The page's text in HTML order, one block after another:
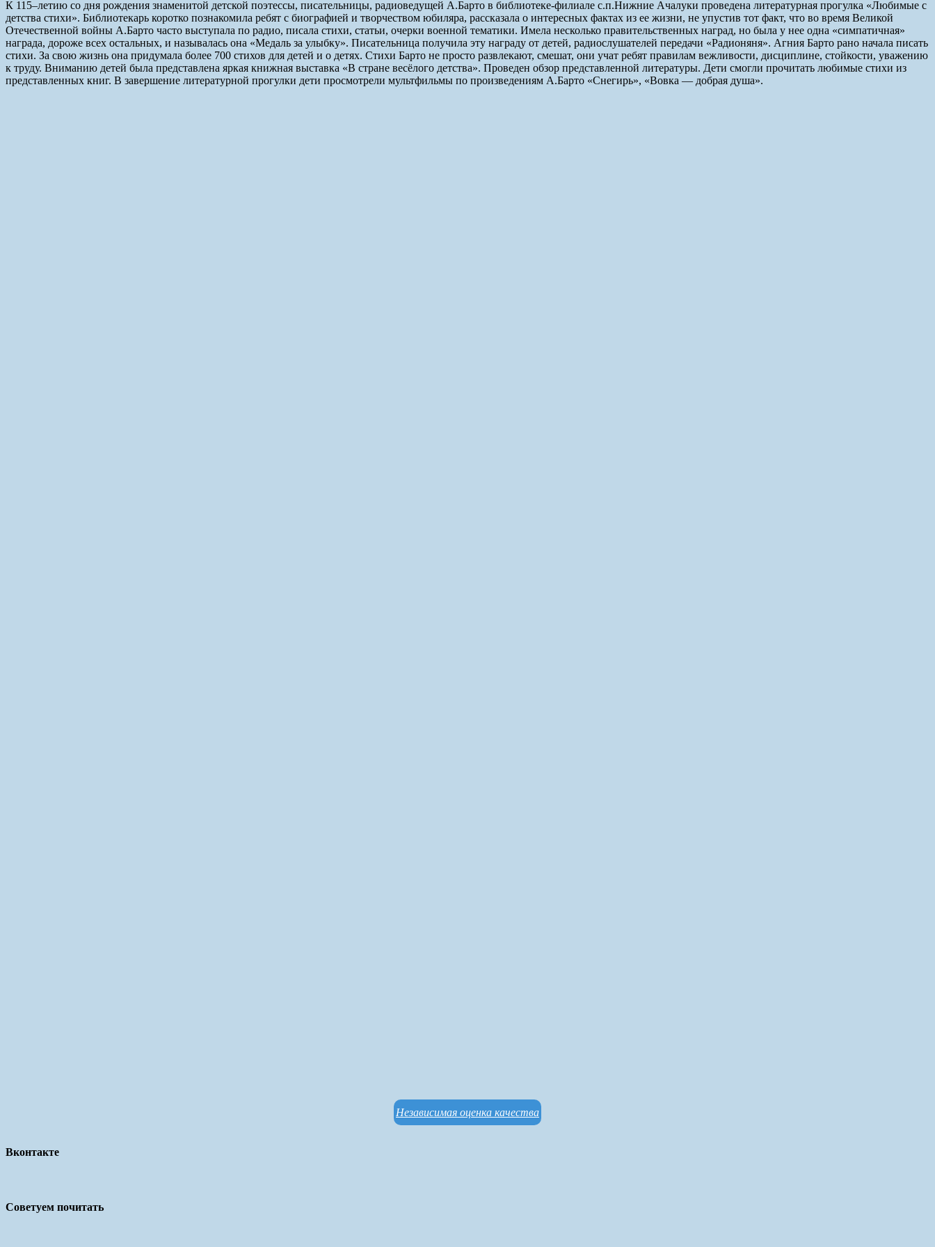
К 115–летию со дня рождения знаменитой детской поэтессы, писательницы, радиоведущей А.Барто в библиотеке-филиале с.п.Нижние Ачалуки проведена литературная прогулка «Любимые с
детства стихи». Библиотекарь коротко познакомила ребят с биографией и творчеством юбиляра, рассказала о интересных фактах из ее жизни, не упустив тот факт, что во время Великой
Отечественной войны А.Барто часто выступала по радио, писала стихи, статьи, очерки военной тематики. Имела несколько правительственных наград, но была у нее одна «симпатичная»
награда, дороже всех остальных, и называлась она «Медаль за улыбку». Писательница получила эту награду от детей, радиослушателей передачи «Радионяня». Агния Барто рано начала писать
стихи. За свою жизнь она придумала более 700 стихов для детей и о детях. Стихи Барто не просто развлекают, смешат, они учат ребят правилам вежливости, дисциплине, стойкости, уважению
к труду. Вниманию детей была представлена яркая книжная выставка «В стране весёлого детства». Проведен обзор представленной литературы. Дети смогли прочитать любимые стихи из
представленных книг. В завершение литературной прогулки дети просмотрели мультфильмы по произведениям А.Барто «Снегирь», «Вовка — добрая душа».
Независимая оценка качества
Вконтакте
Советуем почитать